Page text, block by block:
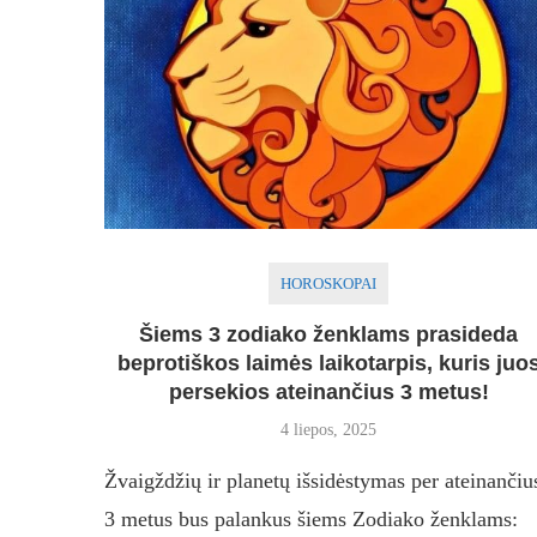
HOROSKOPAI
Šiems 3 zodiako ženklams prasideda
beprotiškos laimės laikotarpis, kuris
persekios ateinančius 3 metus!
4 liepos, 2025
Žvaigždžių ir planetų išsidėstymas per
3 metus bus palankus šiems Zodiako ženklams: